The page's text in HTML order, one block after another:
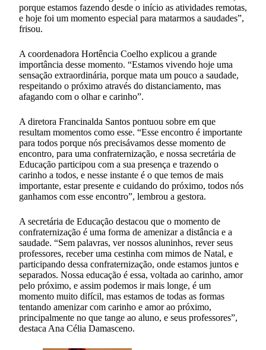
porque estamos fazendo desde o início as atividades remotas,
e hoje foi um momento especial para matarmos a saudades”,
frisou.
A coordenadora Hortência Coelho explicou a grande
importância desse momento. “Estamos vivendo hoje uma
sensação extraordinária, porque mata um pouco a saudade,
respeitando o próximo através do distanciamento, mas
afagando com o olhar e carinho”.
A diretora Francinalda Santos pontuou sobre em que
resultam momentos como esse. “Esse encontro é importante
para todos porque nós precisávamos desse momento de
encontro, para uma confraternização, e nossa secretária de
Educação participou com a sua presença e trazendo o
carinho a todos, e nesse instante é o que temos de mais
importante, estar presente e cuidando do próximo, todos nós
ganhamos com esse encontro”, lembrou a gestora.
A secretária de Educação destacou que o momento de
confraternização é uma forma de amenizar a distância e a
saudade. “Sem palavras, ver nossos aluninhos, rever seus
professores, receber uma cestinha com mimos de Natal, e
participando dessa confraternização, onde estamos juntos e
separados. Nossa educação é essa, voltada ao carinho, amor
pelo próximo, e assim podemos ir mais longe, é um
momento muito difícil, mas estamos de todas as formas
tentando amenizar com carinho e amor ao próximo,
principalmente no que tange ao aluno, e seus professores”,
destaca Ana Célia Damasceno.